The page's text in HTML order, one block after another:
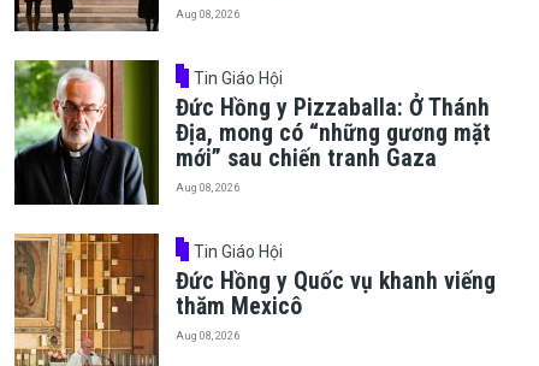
Aug 08, 2026
Tin Giáo Hội
Đức Hồng y Pizzaballa: Ở Thánh
Địa, mong có “những gương mặt
mới” sau chiến tranh Gaza
Aug 08, 2026
Tin Giáo Hội
Đức Hồng y Quốc vụ khanh viếng
thăm Mexicô
Aug 08, 2026